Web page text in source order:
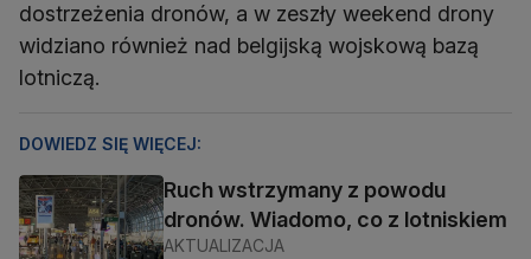
dostrzeżenia dronów, a w zeszły weekend drony
widziano również nad belgijską wojskową bazą
lotniczą.
DOWIEDZ SIĘ WIĘCEJ:
Ruch wstrzymany z powodu
dronów. Wiadomo, co z lotniskiem
AKTUALIZACJA